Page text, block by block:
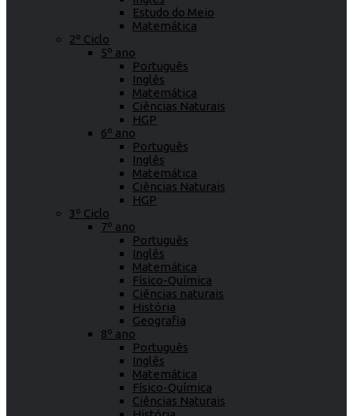
Estudo do Meio
Matemática
2º Ciclo
5º ano
Português
Inglês
Matemática
Ciências Naturais
HGP
6º ano
Português
Inglês
Matemática
Ciências Naturais
HGP
3º Ciclo
7º ano
Português
Inglês
Matemática
Físico-Química
Ciências naturais
História
Geografia
8º ano
Português
Inglês
Matemática
Físico-Química
Ciências Naturais